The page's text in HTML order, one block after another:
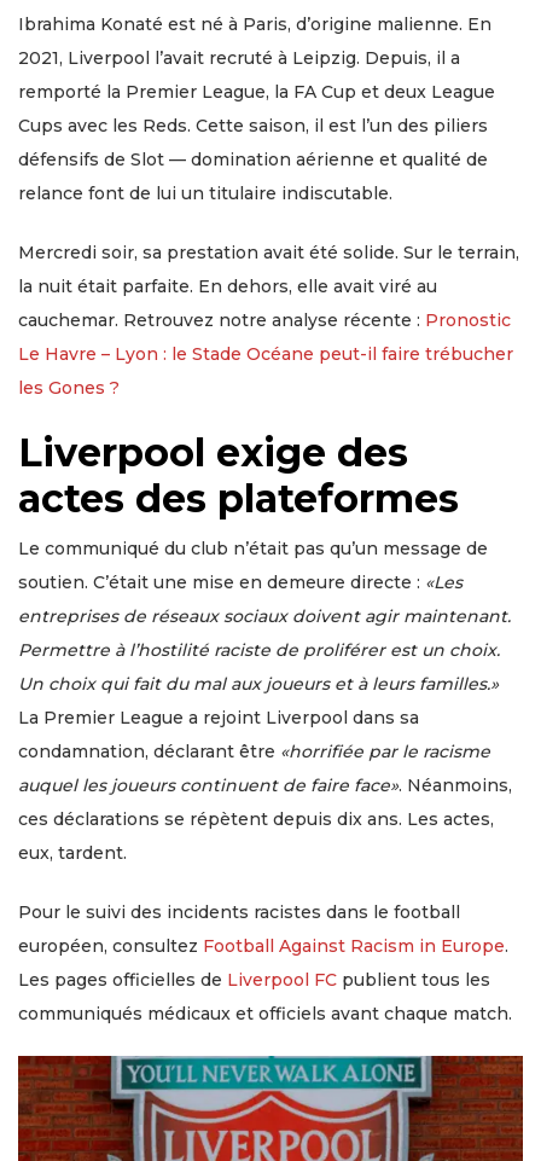
Ibrahima Konaté est né à Paris, d’origine malienne. En
2021, Liverpool l’avait recruté à Leipzig. Depuis, il a
remporté la Premier League, la FA Cup et deux League
Cups avec les Reds. Cette saison, il est l’un des piliers
défensifs de Slot — domination aérienne et qualité de
relance font de lui un titulaire indiscutable.
Mercredi soir, sa prestation avait été solide. Sur le terrain,
la nuit était parfaite. En dehors, elle avait viré au
cauchemar. Retrouvez notre analyse récente : Pronostic
Le Havre – Lyon : le Stade Océane peut-il faire trébucher
les Gones ?
Liverpool exige des
actes des plateformes
Le communiqué du club n’était pas qu’un message de
soutien. C’était une mise en demeure directe : «Les
entreprises de réseaux sociaux doivent agir maintenant.
Permettre à l’hostilité raciste de proliférer est un choix.
Un choix qui fait du mal aux joueurs et à leurs familles.»
La Premier League a rejoint Liverpool dans sa
condamnation, déclarant être «horrifiée par le racisme
auquel les joueurs continuent de faire face». Néanmoins,
ces déclarations se répètent depuis dix ans. Les actes,
eux, tardent.
Pour le suivi des incidents racistes dans le football
européen, consultez Football Against Racism in Europe.
Les pages officielles de Liverpool FC publient tous les
communiqués médicaux et officiels avant chaque match.